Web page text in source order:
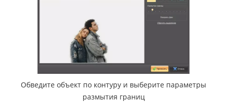
Обведите объект по контуру и выберите параметры
размытия границ